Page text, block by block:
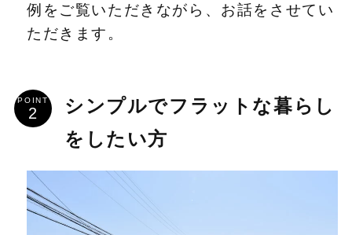
例をご覧いただきながら、お話をさせてい
ただきます。
POINT
シンプルでフラットな暮らし
をしたい方